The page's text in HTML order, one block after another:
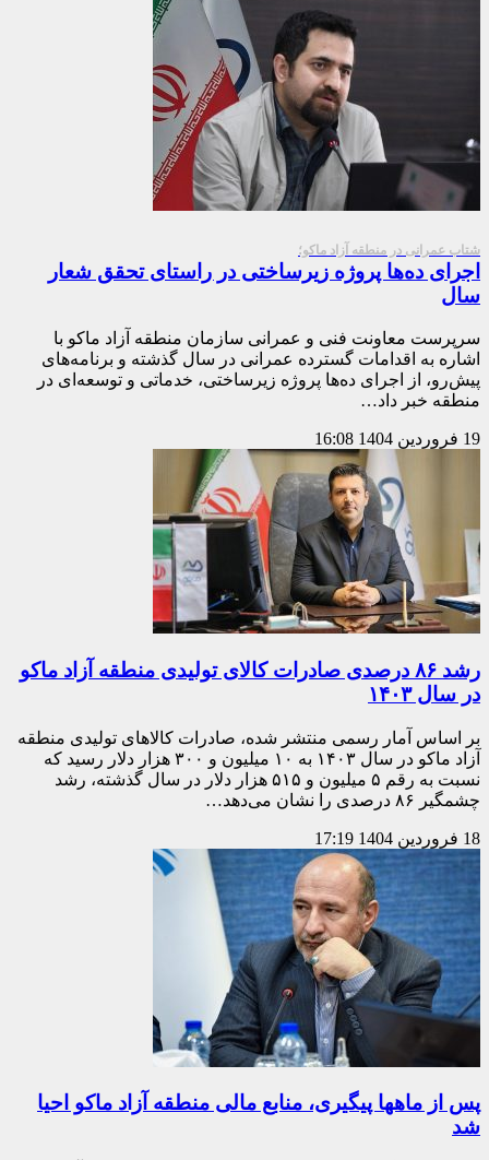
شتاب عمرانی در منطقه آزاد ماکو؛
اجرای ده‌ها پروژه زیرساختی در راستای تحقق شعار
سال
سرپرست معاونت فنی و عمرانی سازمان منطقه آزاد ماکو با
اشاره به اقدامات گسترده عمرانی در سال گذشته و برنامه‌های
پیش‌رو، از اجرای ده‌ها پروژه زیرساختی، خدماتی و توسعه‌ای در
منطقه خبر داد…
19 فروردین 1404 16:08
رشد ۸۶ درصدی صادرات کالای تولیدی منطقه آزاد ماکو
در سال ۱۴۰۳
بر اساس آمار رسمی منتشر شده، صادرات کالاهای تولیدی منطقه
آزاد ماکو در سال ۱۴۰۳ به ۱۰ میلیون و ۳۰۰ هزار دلار رسید که
نسبت به رقم ۵ میلیون و ۵۱۵ هزار دلار در سال گذشته، رشد
چشمگیر ۸۶ درصدی را نشان می‌دهد…
18 فروردین 1404 17:19
پس از ماهها پیگیری، منابع مالی منطقه آزاد ماکو احیا
شد